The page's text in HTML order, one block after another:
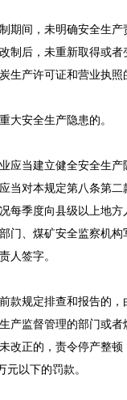
间，未明确安全生产
制后，未重新取得或者
生产许可证和营业执照
安全生产隐患的。
当建立健全安全生产
当对本规定第八条第二
每季度向县级以上地方
门、煤矿安全监察机构
人签字。
规定排查和报告的，
产监督管理的部门或者
改正的，责令停产整顿
元以下的罚款。